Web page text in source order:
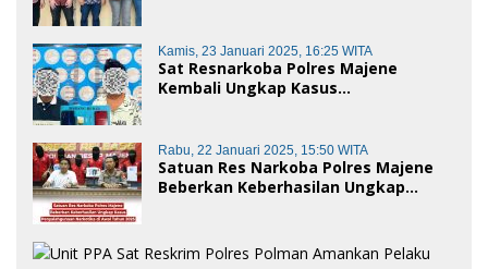
Polman
Kamis, 23 Januari 2025, 16:25 WITA
Sat Resnarkoba Polres Majene
Kembali Ungkap Kasus
Rabu, 22 Januari 2025, 15:50 WITA
Satuan Res Narkoba Polres Majene
Beberkan Keberhasilan Ungkap